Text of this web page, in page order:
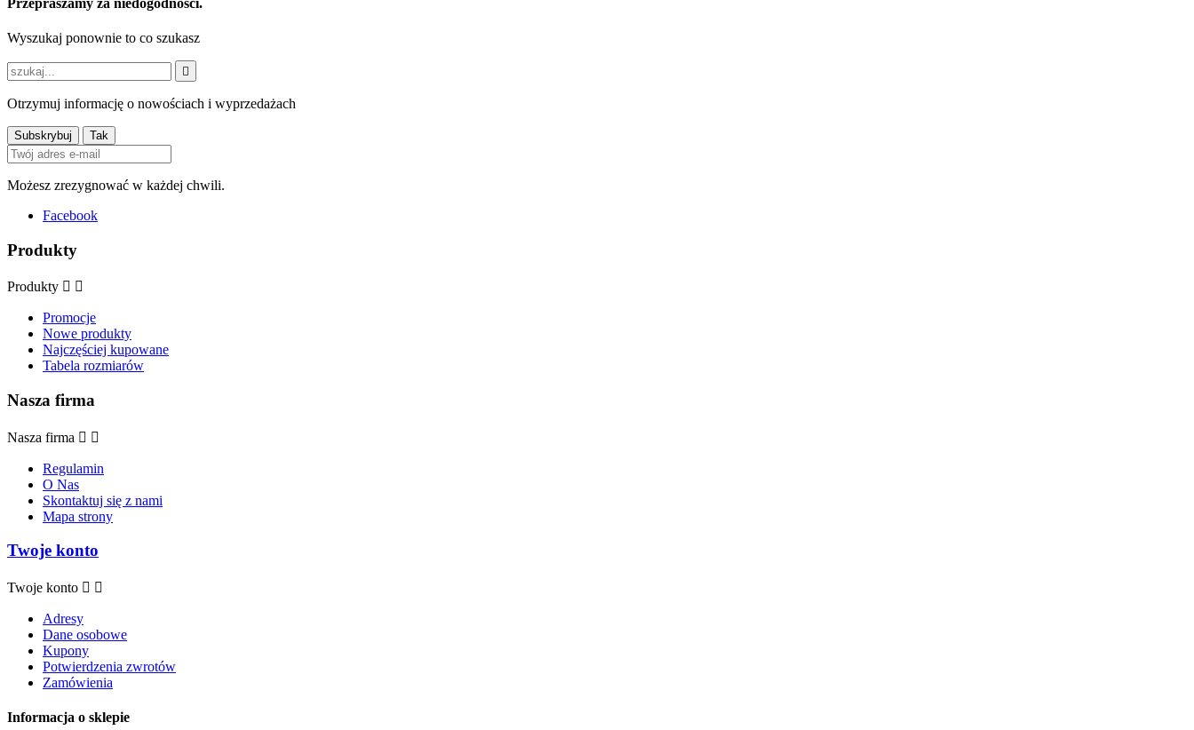
Wyszukaj ponownie to co szukasz

Otrzymuj informację o nowościach i wyprzedażach
Możesz zrezygnować w każdej chwili.
Facebook
Produkty
Produkty  
Promocje
Nowe produkty
Najczęściej kupowane
Tabela rozmiarów
Nasza firma
Nasza firma  
Regulamin
O Nas
Skontaktuj się z nami
Mapa strony
Twoje konto
Twoje konto  
Adresy
Dane osobowe
Kupony
Potwierdzenia zwrotów
Zamówienia
Informacja o sklepie